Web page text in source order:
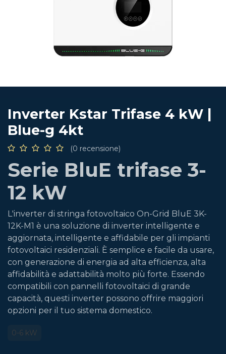
Inverter Kstar Trifase 4 kW |
Blue-g 4kt
(0 recensione)
Serie BluE trifase 3-
12 kW
L'inverter di stringa fotovoltaico On-Grid BluE 3K-
12K-M1 è una soluzione di inverter intelligente e
aggiornata, intelligente e affidabile per gli impianti
fotovoltaici residenziali. È semplice e facile da usare,
con generazione di energia ad alta efficienza, alta
affidabilità e adattabilità molto più forte. Essendo
compatibili con pannelli fotovoltaici di grande
capacità, questi inverter possono offrire maggiori
opzioni per il tuo sistema domestico.
0-6 kW